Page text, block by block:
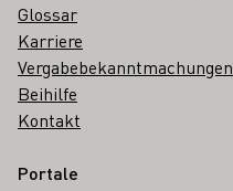
Glossar
Karriere
Vergabebekanntmachungen
Beihilfe
Kontakt
Portale